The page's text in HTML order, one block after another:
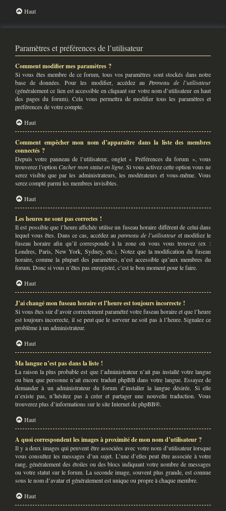
Haut
Paramètres et préférences de l’utilisateur
Comment modifier mes paramètres ?
Si vous êtes membre de ce forum, tous vos paramètres sont stockés dans notre
base de données. Pour les modifier, accédez au Panneau de l’utilisateur
(généralement ce lien est accessible en cliquant sur votre nom d’utilisateur en haut
des pages du forum). Cela vous permettra de modifier tous les paramètres et
préférences de votre compte.
Haut
Comment empêcher mon nom d’apparaître dans la liste des membres
connectés ?
Depuis votre panneau de l’utilisateur, onglet « Préférences du forum », vous
trouverez l’option Cacher mon statut en ligne. Si vous activez cette option vous ne
serez visible que par les administrateurs, les modérateurs et vous-même. Vous
serez compté parmi les membres invisibles.
Haut
Les heures ne sont pas correctes !
Il est possible que l’heure affichée utilise un fuseau horaire différent de celui dans
lequel vous êtes. Dans ce cas, accédez au panneau de l’utilisateur et modifiez le
fuseau horaire afin qu’il corresponde à la zone où vous vous trouvez (ex :
Londres, Paris, New York, Sydney, etc.). Notez que la modification du fuseau
horaire, comme la plupart des paramètres, n’est accessible qu’aux membres du
forum. Donc si vous n’êtes pas enregistré, c’est le bon moment pour le faire.
Haut
J’ai changé mon fuseau horaire et l’heure est toujours incorrecte !
Si vous êtes sûr d’avoir correctement paramétré votre fuseau horaire et que l’heure
est toujours incorrecte, il se peut que le serveur ne soit pas à l’heure. Signalez ce
problème à un administrateur.
Haut
Ma langue n’est pas dans la liste !
La raison la plus probable est que l’administrateur n’ait pas installé votre langue
ou bien que personne n’ait encore traduit phpBB dans votre langue. Essayez de
demander à un administrateur du forum d’installer la langue désirée. Si elle
n’existe pas, n’hésitez pas à créer et partager une nouvelle traduction. Vous
trouverez plus d’informations sur le site Internet dephpBB®.
Haut
A quoi correspondent les images à proximité de mon nom d’utilisateur ?
Il y a deux images qui peuvent être associées avec votre nom d’utilisateur lorsque
vous consultez les messages d’un sujet. L’une d’elles peut être associée à votre
rang, généralement des étoiles ou des blocs indiquant votre nombre de messages
ou votre statut sur le forum. La seconde image, souvent plus grande, est connue
sous le nom d’avatar et généralement est unique ou propre à chaque membre.
Haut